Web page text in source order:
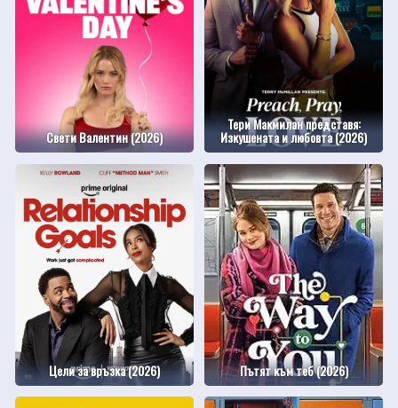
Свети Валентин (2026)
Тери Макмилан представя:
Изкушената и любовта (2026)
Цели за връзка (2026) Пътят към теб (2026)